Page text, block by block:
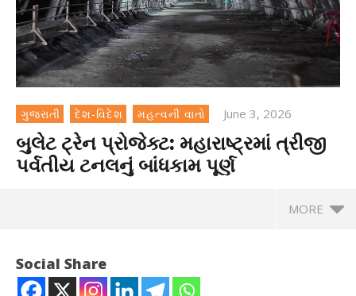
ગુજરાતી દેશ-વિદેશ મહત્વની વાતો June 3, 2026
બુલેટ ટ્રેન પ્રોજેક્ટ: મહારાષ્ટ્રમાં ત્રીજી
પર્વતીય ટનલનું બાંધકામ પૂર્ણ
MORE
Social Share